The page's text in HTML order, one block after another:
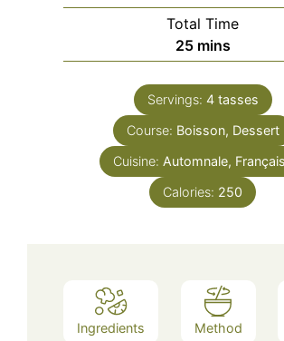
Total Time
25minutes
mins
Servings: 4 tasses
Course: Boisson, Dessert
Cuisine: Automnale,
Calories: 250
Ingredients Method